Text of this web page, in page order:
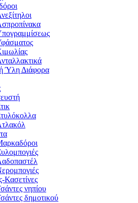
Ύλη Διάφορα
Κασετίνες
νηπίου
δημοτικού